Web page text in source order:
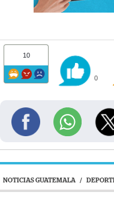
10
0
NOTICIAS GUATEMALA /